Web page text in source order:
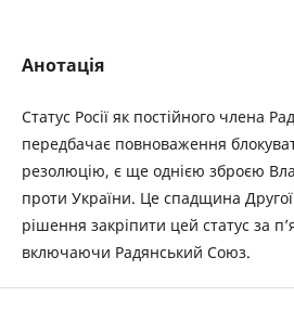
Анотація
Статус Росії як постійного члена
передбачає повноваження
резолюцію, є ще однією зброєю
проти України. Це спадщина Другої
рішення закріпити цей статус за
включаючи Радянський Союз.